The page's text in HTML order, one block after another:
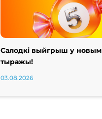
Салодкі выйгрыш у новым
тыражы!
03.08.2026